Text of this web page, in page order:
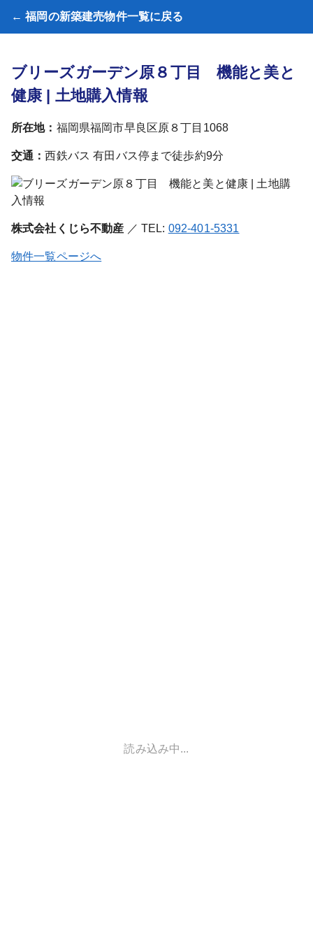
← 福岡の新築建売物件一覧に戻る
ブリーズガーデン原８丁目 機能と美と
健康 | 土地購入情報
所在地： 福岡県福岡市早良区原８丁目1068
交通：西鉄バス 有田バス停まで徒歩約9分
株式会社くじら不動産 ／ TEL: 092-401-5331
物件一覧ページへ
読み込み中...